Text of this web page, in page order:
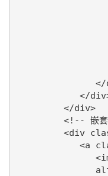
</
</
         </div>
<!-- 嵌套
<div
<a